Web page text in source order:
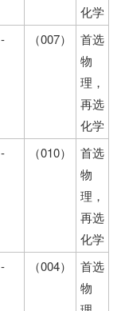
化学
- （007）
首选
物
理，
再选
化学
- （010）
首选
物
理，
再选
化学
- （004）
首选
物